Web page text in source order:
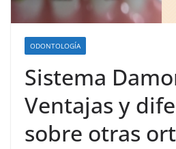
ODONTOLOGÍA
Sistema
Ventajas y
sobre otras